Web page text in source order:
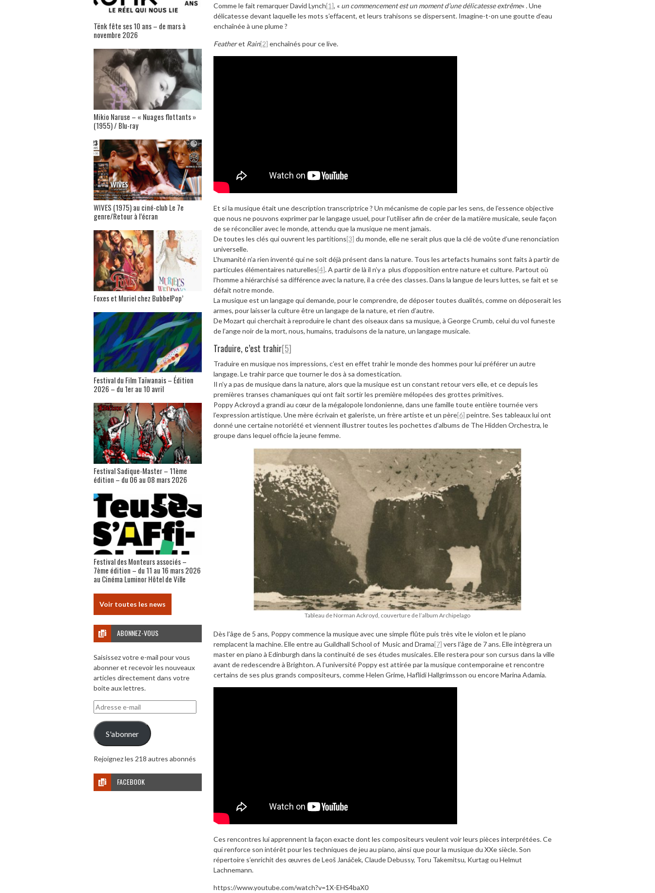
Comme le fait remarquer David Lynch[1], « un commencement est un moment d’une délicatesse extrême« . Une
délicatesse devant laquelle les mots s’effacent, et leurs trahisons se dispersent. Imagine-t-on une goutte d’eau
enchaînée à une plume ?
Featheret Rain[2] enchaînés pour ce live.
Et si la musique était une description transcriptrice ? Un mécanisme de copie par les sens, de l’essence objective
que nous ne pouvons exprimer par le langage usuel, pour l’utiliser afin de créer de la matière musicale, seule façon
de se réconcilier avec le monde, attendu que la musique ne ment jamais.
De toutes les clés qui ouvrent les partitions[3] du monde, elle ne serait plus que la clé de voûte d’une renonciation
universelle.
L’humanité n’a rien inventé qui ne soit déjà présent dans la nature. Tous les artefacts humains sont faits à partir de
particules élémentaires naturelles[4]. A partir de là il n’y a plus d’opposition entre nature et culture. Partout où
l’homme a hiérarchisé sa différence avec la nature, il a crée des classes. Dans la langue de leurs luttes, se fait et se
défait notre monde.
La musique est un langage qui demande, pour le comprendre, de déposer toutes dualités, comme on déposerait les
armes, pour laisser la culture être un langage de la nature, et rien d’autre.
De Mozart qui cherchait à reproduire le chant des oiseaux dans sa musique, à George Crumb, celui du vol funeste
de l’ange noir de la mort, nous, humains, traduisons de la nature, un langage musicale.
Traduire, c’est trahir[5]
Traduire en musique nos impressions, c’est en effet trahir le monde des hommes pour lui préférer un autre
langage. Le trahir parce que tourner le dos à sa domestication.
Il n’y a pas de musique dans la nature, alors que la musique est un constant retour vers elle, et ce depuis les
premières transes chamaniques qui ont fait sortir les première mélopées des grottes primitives.
Poppy Ackroyd a grandi au cœur de la mégalopole londonienne, dans une famille toute entière tournée vers
l’expression artistique. Une mère écrivain et galeriste, un frère artiste et un père[6] peintre. Ses tableaux lui ont
donné une certaine notoriété et viennent illustrer toutes les pochettes d’albums de The Hidden Orchestra, le
groupe dans lequel officie la jeune femme.
Tableau de Norman Ackroyd, couverture de l’album Archipelago
Dès l’âge de 5 ans, Poppy commence la musique avec une simple flûte puis très vite le violon et le piano
remplacent la machine. Elle entre au Guildhall School of Music and Drama[7] vers l’âge de 7 ans. Elle intègrera un
master en piano à Edinburgh dans la continuité de ses études musicales. Elle restera pour son cursus dans la ville
avant de redescendre à Brighton. A l’université Poppy est attirée par la musique contemporaine et rencontre
certains de ses plus grands compositeurs, comme Helen Grime, Haflidi Hallgrimsson ou encore Marina Adamia.
Ces rencontres lui apprennent la façon exacte dont les compositeurs veulent voir leurs pièces interprétées. Ce
qui renforce son intérêt pour les techniques de jeu au piano, ainsi que pour la musique du XXe siècle. Son
répertoire s’enrichit des œuvres de Leoš Janáček, Claude Debussy, Toru Takemitsu, Kurtag ou Helmut
Lachnemann.
https://www.youtube.com/watch?v=1X-EHS4baX0
Tënk fête ses 10 ans – de mars à
novembre 2026
Mikio Naruse – « Nuages flottants »
(1955) / Blu-ray
WIVES (1975) au ciné-club Le 7e
genre/Retour à l’écran
Foxes et Muriel chez BubbelPop’
Festival du Film Taïwanais – Édition
2026 – du 1er au 10 avril
Festival Sadique-Master – 11ème
édition – du 06 au 08 mars 2026
Festival des Monteurs associés –
7ème édition – du 11 au 16 mars 2026
au Cinéma Luminor Hôtel de Ville
Voir toutes les news
ABONNEZ-VOUS
Saisissez votre e-mail pour vous
abonner et recevoir les nouveaux
articles directement dans votre
boite aux lettres.
Adresse
e-
mail
S'abonner
Rejoignez les 218 autres abonnés
FACEBOOK